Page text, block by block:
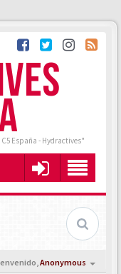
España - Hydractives"
Anonymous